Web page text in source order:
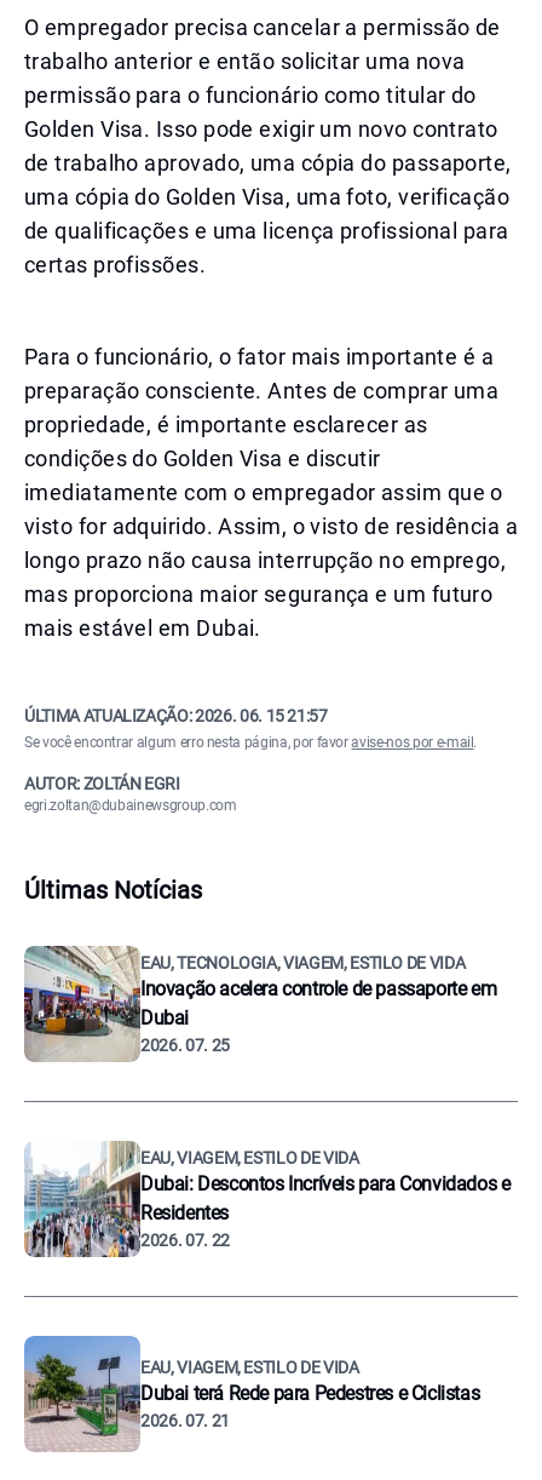
O empregador precisa cancelar a permissão de
trabalho anterior e então solicitar uma nova
permissão para o funcionário como titular do
Golden Visa. Isso pode exigir um novo contrato
de trabalho aprovado, uma cópia do passaporte,
uma cópia do Golden Visa, uma foto, verificação
de qualificações e uma licença profissional para
certas profissões.
Para o funcionário, o fator mais importante é a
preparação consciente. Antes de comprar uma
propriedade, é importante esclarecer as
condições do Golden Visa e discutir
imediatamente com o empregador assim que o
visto for adquirido. Assim, o visto de residência a
longo prazo não causa interrupção no emprego,
mas proporciona maior segurança e um futuro
mais estável em Dubai.
ÚLTIMA ATUALIZAÇÃO:2026. 06. 15 21:57
Se você encontrar algum erro nesta página, por favoravise-nos por e-mail .
AUTOR: ZOLTÁN EGRI
egri.zoltan@dubainewsgroup.com
Últimas Notícias
EAU, TECNOLOGIA, VIAGEM, ESTILO DE VIDA
Inovação acelera controle de passaporte em
Dubai
2026. 07. 25
EAU, VIAGEM, ESTILO DE VIDA
Dubai: Descontos Incríveis para Convidados e
Residentes
2026. 07. 22
EAU, VIAGEM, ESTILO DE VIDA
Dubai terá Rede para Pedestres e Ciclistas
2026. 07. 21